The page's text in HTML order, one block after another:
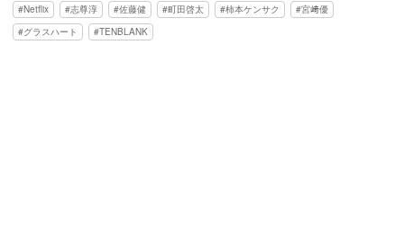
Netflix 志尊淳 佐藤健 町田啓太 柿本ケンサク
宮﨑優
グラスハート
TENBLANK